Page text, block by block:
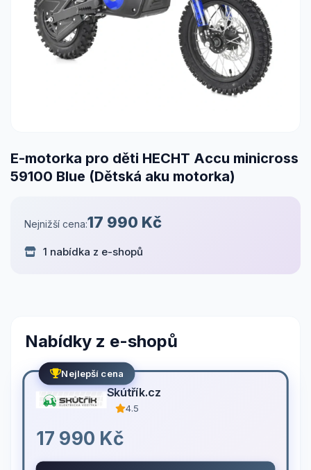
E-motorka pro děti HECHT Accu minicross
59100 Blue (Dětská aku motorka)
Nejnižší cena:17 990 Kč
1 nabídka z e-shopů
Nabídky z e-shopů
Nejlepší cena
Skútřík.cz
4.5
17 990 Kč